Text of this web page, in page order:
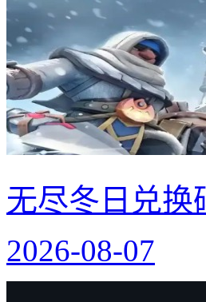
无尽冬日兑换
2026-08-07